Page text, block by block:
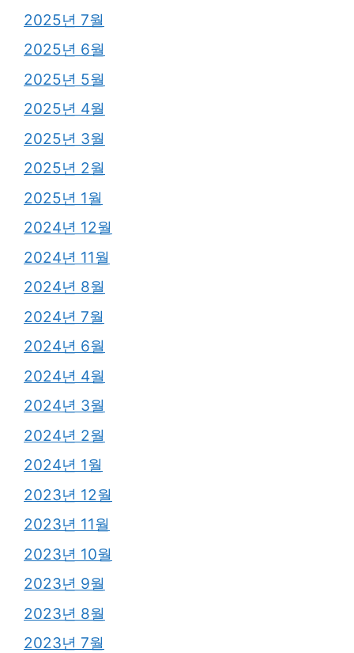
2025년 7월
2025년 6월
2025년 5월
2025년 4월
2025년 3월
2025년 2월
2025년 1월
2024년 12월
2024년 11월
2024년 8월
2024년 7월
2024년 6월
2024년 4월
2024년 3월
2024년 2월
2024년 1월
2023년 12월
2023년 11월
2023년 10월
2023년 9월
2023년 8월
2023년 7월